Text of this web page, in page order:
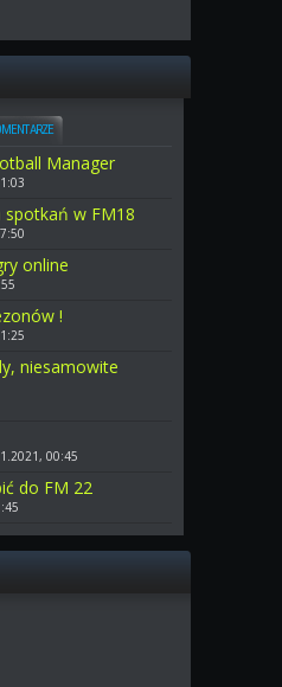
Manager
spotkań w FM18
online
!
niesamowite
00:45
do FM 22